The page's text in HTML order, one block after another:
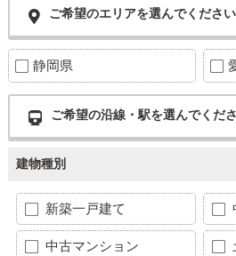
ご希望のエリアを選んでください
静岡県
ご希望の沿線・駅を選んでくだ
建物種別
新築一戸建て
中古マンション